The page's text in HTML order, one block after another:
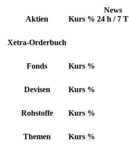
Aktien Kurs %
News
24 h / 7 T
Xetra-Orderbuch
Fonds Kurs %
Devisen Kurs %
Rohstoffe Kurs %
Themen Kurs %